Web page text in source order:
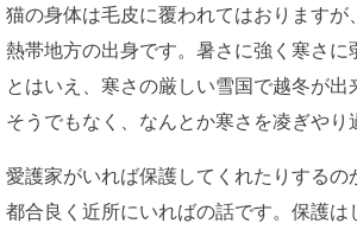
猫の身体は毛皮に覆われてはおりますが
熱帯地方の出身です。暑さに強く寒さに
とはいえ、寒さの厳しい雪国で越冬が出
そうでもなく、なんとか寒さを凌ぎやり
愛護家がいれば保護してくれたりするの
都合良く近所にいればの話です。保護は